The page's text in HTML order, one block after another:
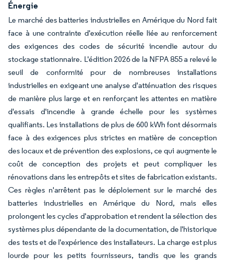
Énergie
Le marché des batteries industrielles en Amérique du Nord fait
face à une contrainte d'exécution réelle liée au renforcement
des exigences des codes de sécurité incendie autour du
stockage stationnaire. L'édition 2026 de la NFPA 855 a relevé le
seuil de conformité pour de nombreuses installations
industrielles en exigeant une analyse d'atténuation des risques
de manière plus large et en renforçant les attentes en matière
d'essais d'incendie à grande échelle pour les systèmes
qualifiants. Les installations de plus de 600 kWh font désormais
face à des exigences plus strictes en matière de conception
des locaux et de prévention des explosions, ce qui augmente le
coût de conception des projets et peut compliquer les
rénovations dans les entrepôts et sites de fabrication existants.
Ces règles n'arrêtent pas le déploiement sur le marché des
batteries industrielles en Amérique du Nord, mais elles
prolongent les cycles d'approbation et rendent la sélection des
systèmes plus dépendante de la documentation, de l'historique
des tests et de l'expérience des installateurs. La charge est plus
lourde pour les petits fournisseurs, tandis que les grands